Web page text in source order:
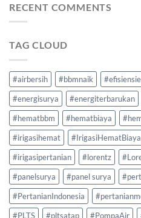
RECENT COMMENTS
TAG CLOUD
#airbersih #bbmnaik
#energisurya
#energiterbarukan
#hematbbm
#hematbiaya
#irigasihemat
#IrigasiHematBiaya
#irigasipertanian
#lorentz
#panelsurya
#panel surya
#PertanianIndonesia
#PLTS
#pltsatap #PompaAir